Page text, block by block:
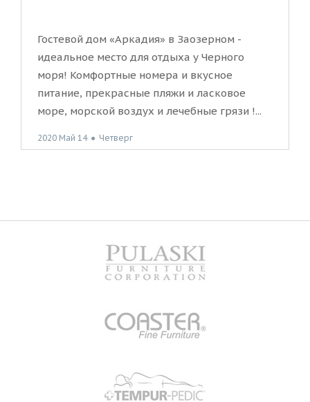
Гостевой дом «Аркадия» в Заозерном -
идеальное место для отдыха у Черного
моря! Комфортные номера и вкусное
питание, прекрасные пляжи и ласковое
море, морской воздух и лечебные грязи !...
2020 Май 14 ● Четверг